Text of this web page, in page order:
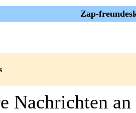
Zap-
Nachrichten an